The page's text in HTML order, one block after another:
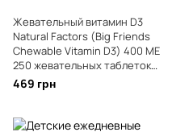
Жевательный витамин D3
Natural Factors (Big Friends
Chewable Vitamin D3) 400 МЕ
250 жевательных таблеток
ягодный вкус
469 грн